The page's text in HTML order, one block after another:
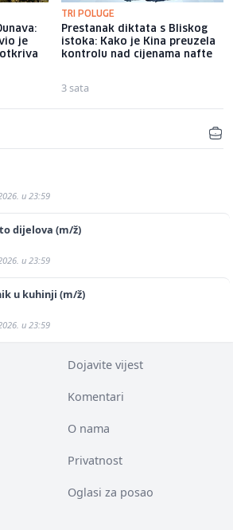
je
otkriva
TRI POLUGE
Prestanak diktata s Bliskog
istoka: Kako je Kina preuzela
kontrolu nad cijenama nafte
3 sata
u 23:59
dijelova (m/ž)
u 23:59
u kuhinji (m/ž)
u 23:59
Dojavite vijest
Komentari
O nama
Privatnost
Oglasi za posao